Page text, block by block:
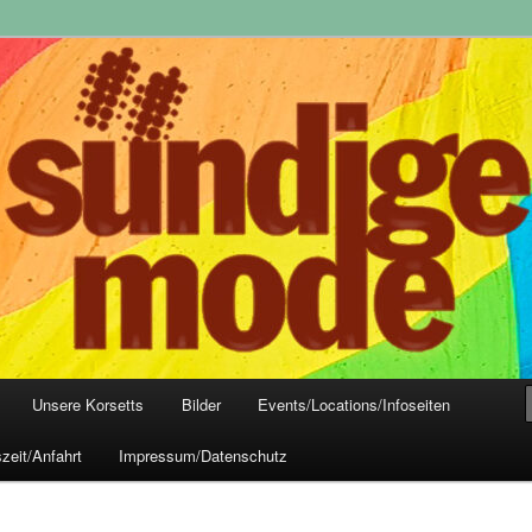
Frankfurt
Mode, Club- und Dark-Wear seit 2004
Unsere Korsetts Bilder Events/Locations/Infoseiten
Anfahrt Impressum/Datenschutz